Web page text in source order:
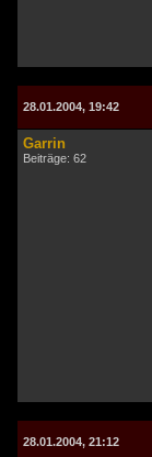
28.01.2004, 19:42
Garrin
Beiträge: 62
28.01.2004, 21:12